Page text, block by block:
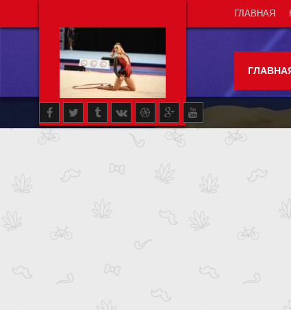
ГЛАВНАЯ